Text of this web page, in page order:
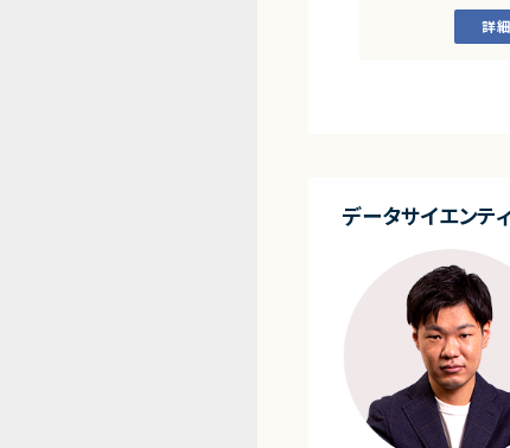
・顧客との要件ヒ
■体制
・少人数体制での
・クライアントおよ
ニケーションあり
■募集背景
プロジェクト拡大に
詳
データサイエンテ